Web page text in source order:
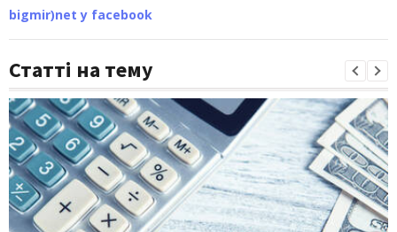
bigmir)net у facebook
Статті на тему